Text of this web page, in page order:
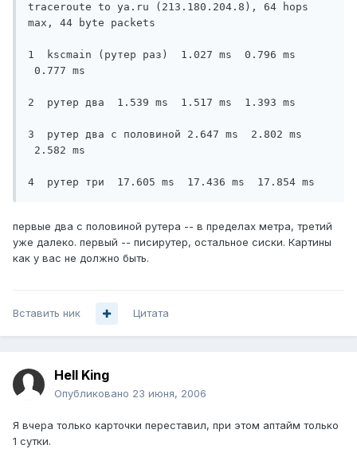
traceroute to ya.ru (213.180.204.8), 64 hops
max, 44 byte packets
1  kscmain (рутер раз)  1.027 ms  0.796 ms
0.777 ms
2  рутер два  1.539 ms  1.517 ms  1.393 ms
3  рутер два с половиной 2.647 ms  2.802 ms
2.582 ms
4  рутер три  17.605 ms  17.436 ms  17.854 ms
первые два с половиной рутера -- в пределах метра, третий
уже далеко. первый -- писирутер, остальное сиски. Картины
как у вас не должно быть.
Вставить ник Цитата
Hell King
Опубликовано 23 июня, 2006
Я вчера только карточки переставил, при этом аптайм только
1 сутки.